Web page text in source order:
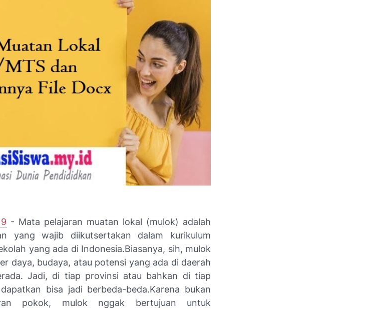
- Mata pelajaran muatan lokal (mulok) adalah
yang wajib diikutsertakan dalam kurikulum
yang ada di Indonesia.Biasanya, sih, mulok
daya, budaya, atau potensi yang ada di daerah
Jadi, di tiap provinsi atau bahkan di tiap
bisa jadi berbeda-beda.Karena bukan
pokok, mulok nggak bertujuan untuk